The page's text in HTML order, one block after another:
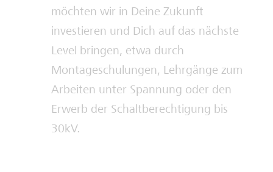
möchten wir in Deine Zukunft
investieren und Dich auf das nächste
Level bringen, etwa durch
Montageschulungen, Lehrgänge zum
Arbeiten unter Spannung oder den
Erwerb der Schaltberechtigung bis
30kV.